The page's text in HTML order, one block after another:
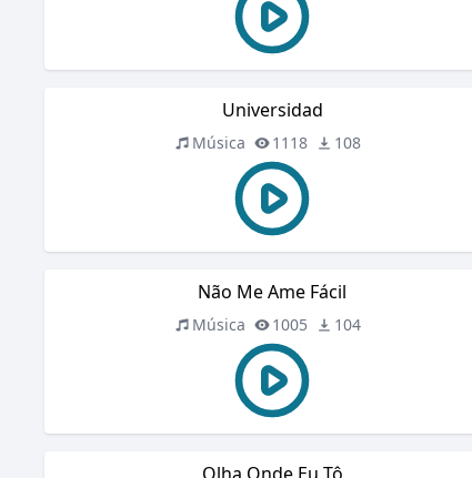
Universidad
Música 1118 108
Não Me Ame Fácil
Música 1005 104